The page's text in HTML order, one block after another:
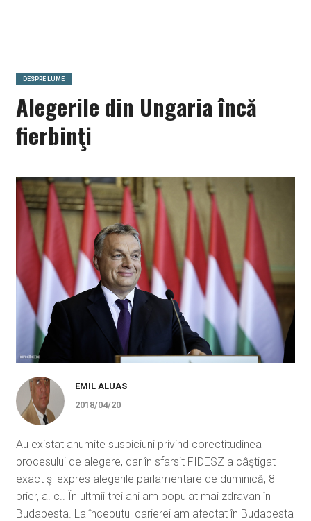
DESPRE LUME
Alegerile din Ungaria încă
fierbinţi
EMIL ALUAS
2018/04/20
Au existat anumite suspiciuni privind corectitudinea
procesului de alegere, dar în sfarsit FIDESZ a câştigat
exact şi expres alegerile parlamentare de duminică, 8
prier, a. c.. În ultmii trei ani am populat mai zdravan în
Budapesta. La începutul carierei am afectat în Budapesta